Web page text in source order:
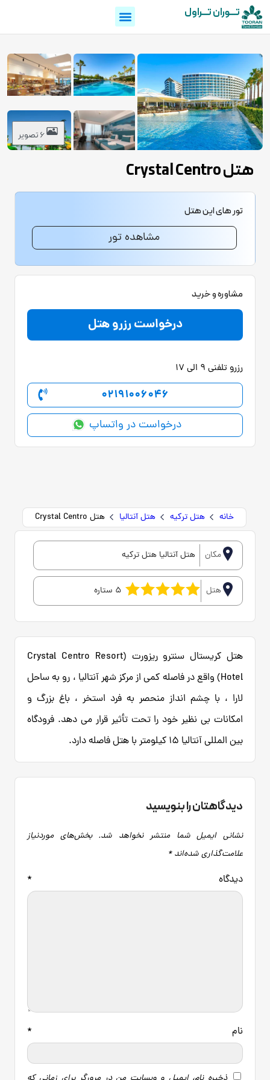
تـــوران تـــراول
6 تصویر
هتل Crystal Centro
خانه هتل ترکیه هتل آنتالیا هتل Crystal Centro
مکان هتل آنتالیا هتل ترکیه
هتل 5 ستاره
هتل کریستال سنترو ریزورت (Crystal Centro Resort
Hotel) واقع در فاصله کمی از مرکز شهر آنتالیا ، رو به ساحل
لارا ، با چشم انداز منحصر به فرد استخر ، باغ بزرگ و
امکانات بی نظیر خود را تحت تأثیر قرار می دهد. فرودگاه
بین المللی آنتالیا 15 کیلومتر با هتل فاصله دارد.
دیدگاهتان را بنویسید
نشانی ایمیل شما منتشر نخواهد شد. بخش‌های موردنیاز
علامت‌گذاری شده‌اند*
دیدگاه *
نام *
تور های این هتل
مشاهده تور
مشاوره و خرید
درخواست رزرو هتل
رزرو تلفنی 9 الی 17
02191006046
درخواست در واتساپ